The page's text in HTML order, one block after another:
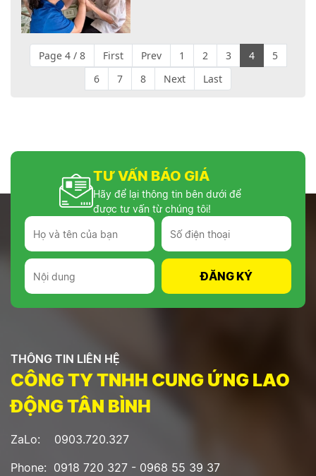
Page 4 / 8 First Prev 1 2 3 4
5
6
7 8 Next Last
TƯ VẤN BÁO GIÁ
Hãy để lại thông tin bên dưới để
được tư vấn từ chúng tôi!
THÔNG TIN LIÊN HỆ
CÔNG TY TNHH CUNG ỨNG LAO
ĐỘNG TÂN BÌNH
ZaLo: 0903.720.327
Phone: 0918 720 327 - 0968 55 39 37